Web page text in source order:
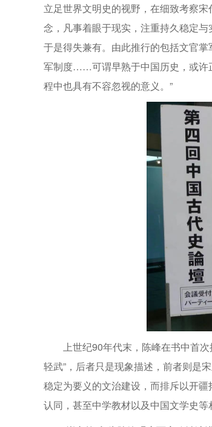
立足世界文明史的视野，在细致考察
念，凡事着眼于现实，注重持久稳定
于是得失兼有。由此推行的包括文官
军制度……可谓早熟于中国历史，或许
程中也具有不容忽视的意义。”
上世纪90年代末，陈峰在书中首次
轻武”，后者只是现象描述，前者则是
稳定为要义的文治建设，而排斥以开
认同，甚至中学教材以及中国文学史等